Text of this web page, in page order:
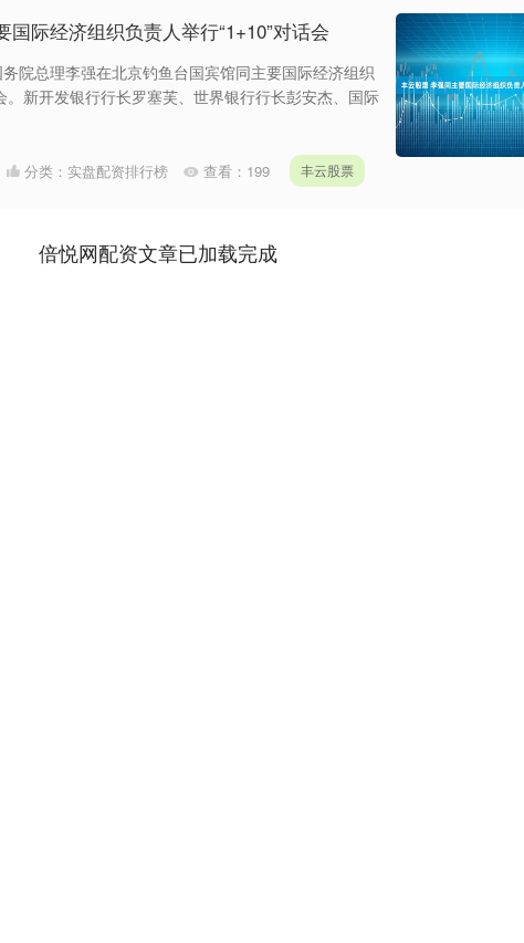
际经济组织负责人举行“1+10”对话会
院总理李强在北京钓鱼台国宾馆同主要国际经济组织
。新开发银行行长罗塞芙、世界银行行长彭安杰、国际
分类： 实盘配资排行榜 查看： 199 丰云股票
倍悦网配资文章已加载完成